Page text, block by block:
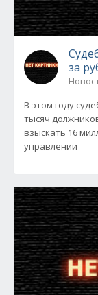
за
В этом году
тысяч
взыскать 16
управлении